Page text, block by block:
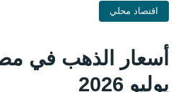
اقتصاد محلي
يوليو 2026